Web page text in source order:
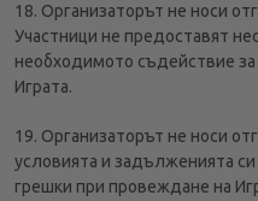
18. Организаторът не носи
Участници не предоставят
необходимото съдействие
Играта.
19. Организаторът не носи
условията и задълженията
грешки при провеждане на